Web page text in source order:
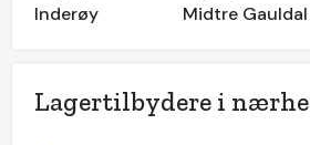
Inderøy
Midtre Gauldal
Lagertilbydere i